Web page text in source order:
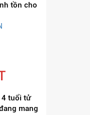
tồn cho
4 tuổi tử
mang